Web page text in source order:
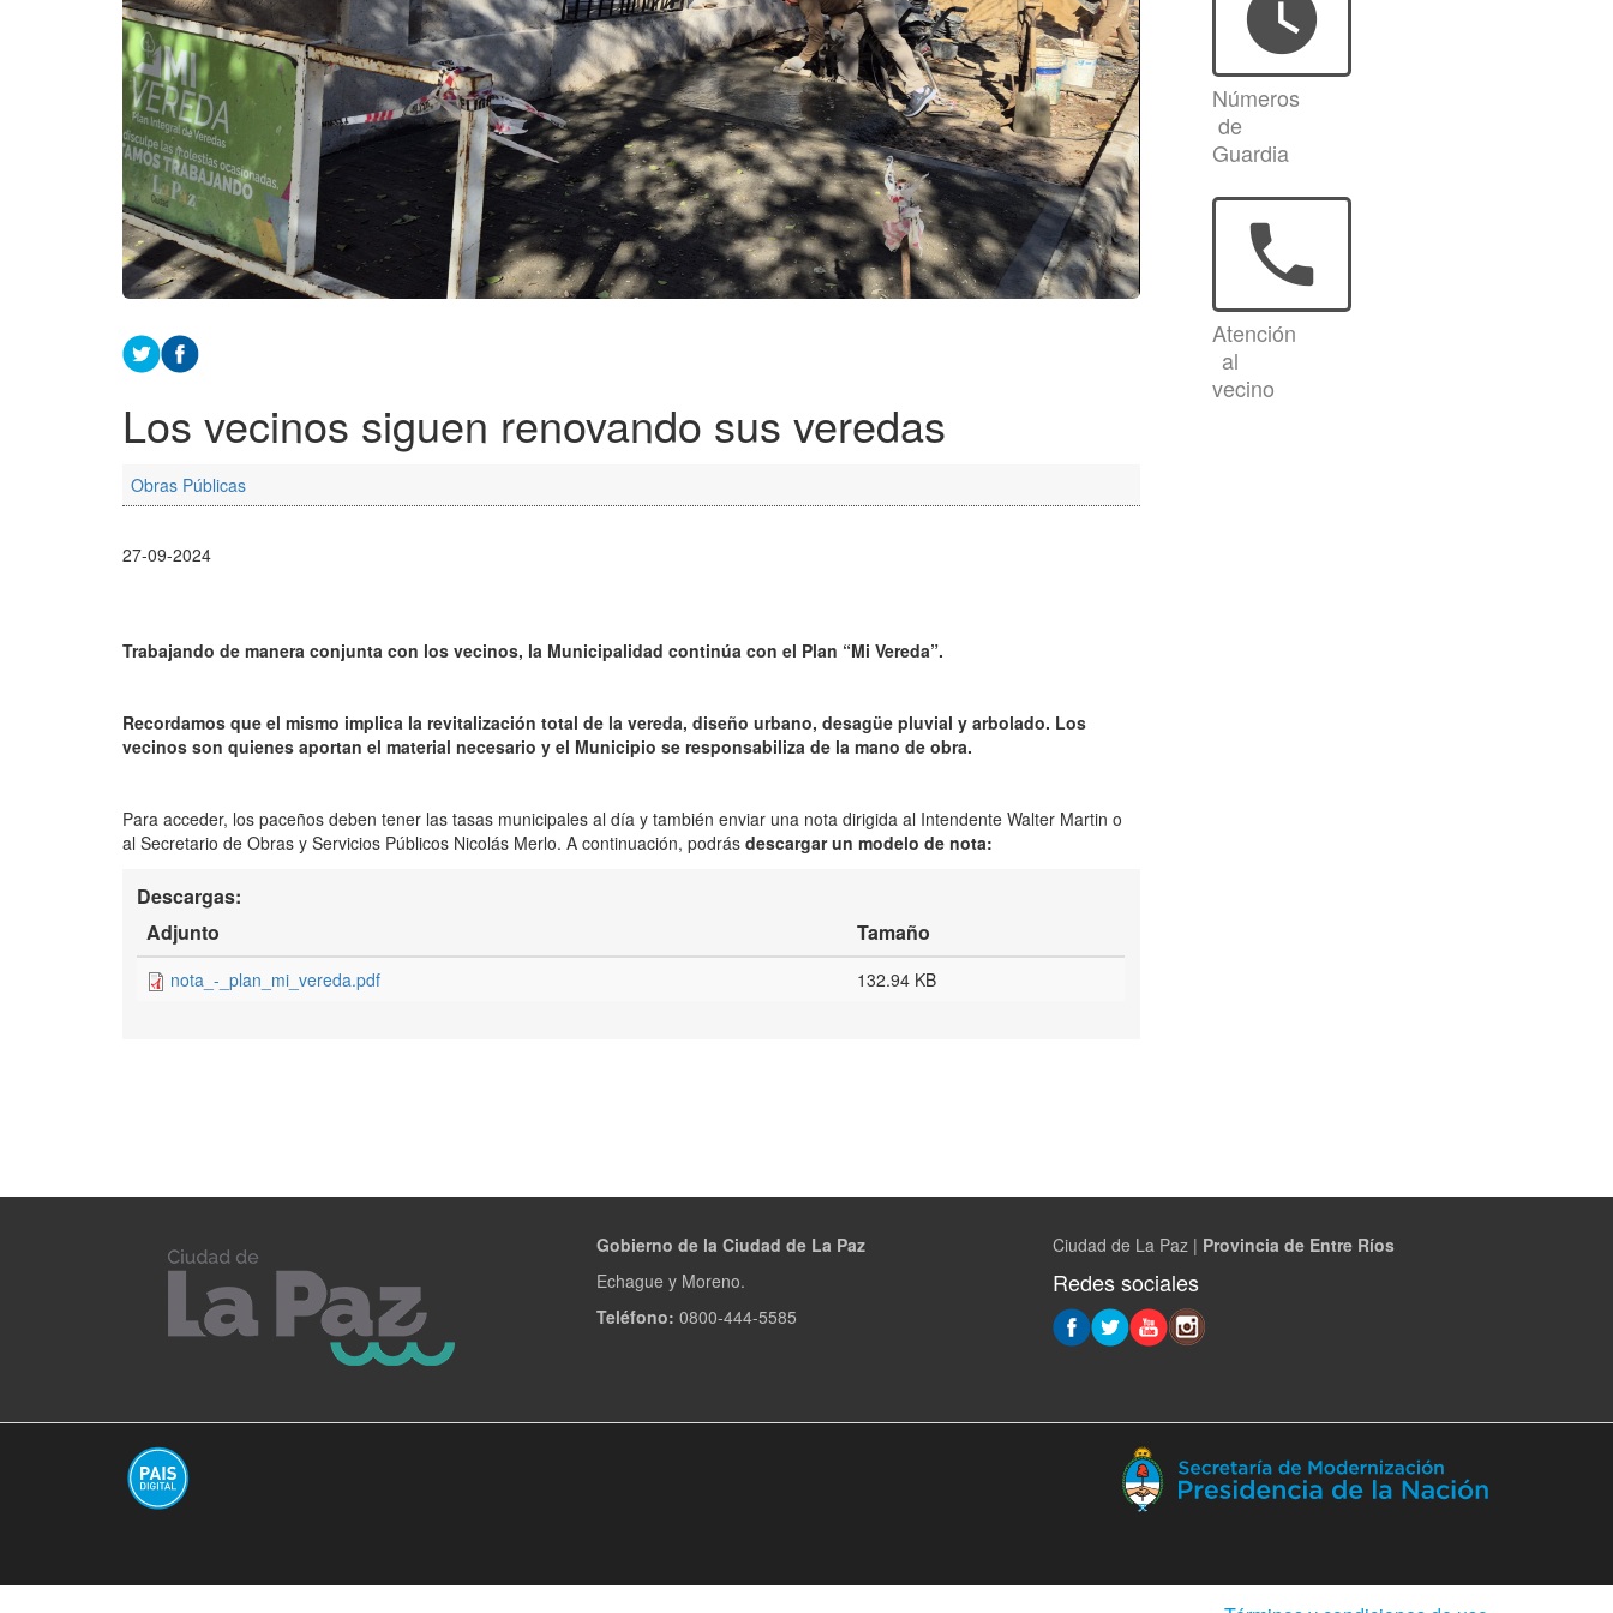
Los vecinos siguen renovando sus veredas
Obras Públicas
27-09-2024
Trabajando de manera conjunta con los vecinos, la Municipalidad continúa con el Plan “Mi Vereda”.
Recordamos que el mismo implica la revitalización total de la vereda, diseño urbano, desagüe pluvial y arbolado. Los
vecinos son quienes aportan el material necesario y el Municipio se responsabiliza de la mano de obra.
Para acceder, los paceños deben tener las tasas municipales al día y también enviar una nota dirigida al Intendente Walter Martin o
al Secretario de Obras y Servicios Públicos Nicolás Merlo. A continuación, podrás descargar un modelo de nota:
Descargas:
Adjunto
Tamaño
nota_-_plan_mi_vereda.pdf 132.94 KB
watch_later
Números
de
Guardia
phone
Atención
al
vecino
Gobierno de la Ciudad de La Paz
Echague y Moreno.
Teléfono: 0800-444-5585
Ciudad de La Paz | Provincia de Entre Ríos
Redes sociales